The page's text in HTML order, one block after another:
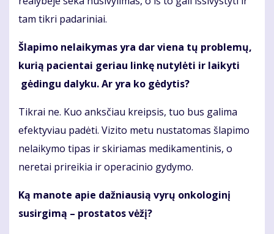
tam tikri padariniai.
Šlapimo nelaikymas yra dar viena tų problemų,
kurią pacientai geriau linkę nutylėti ir laikyti
gėdingu dalyku. Ar yra ko gėdytis?
Tikrai ne. Kuo anksčiau kreipsis, tuo bus galima
efektyviau padėti. Vizito metu nustatomas šlapimo
nelaikymo tipas ir skiriamas medikamentinis, o
neretai prireikia ir operacinio gydymo.
Ką manote apie dažniausią vyrų onkologinį
susirgimą – prostatos vėžį?